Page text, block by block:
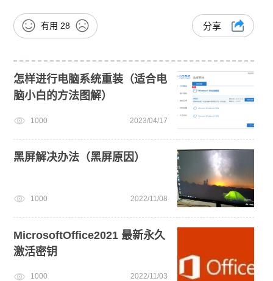
有用 28 分享
怎样进行电脑系统重装（适合电
脑小白的方法图解）
1000 2023/04/17
黑屏解决办法（黑屏原因）
1000 2022/11/08
MicrosoftOffice2021 最新永久
激活密钥
1000 2022/11/03